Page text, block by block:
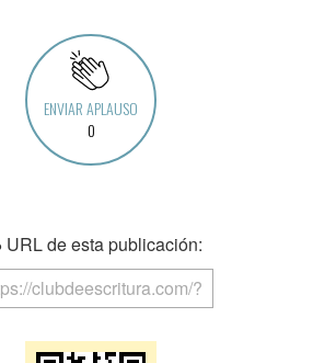
ENVIAR APLAUSO
0
URL de esta publicación: